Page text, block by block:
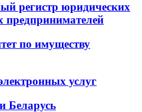
регистр юридических
по имуществу
услуг
Беларусь